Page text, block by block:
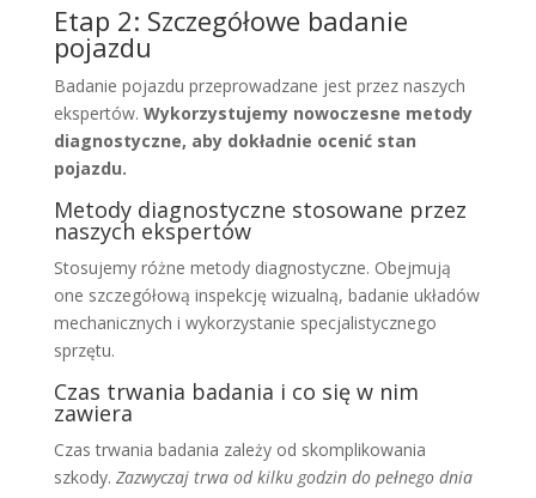
Etap 2: Szczegółowe badanie
pojazdu
Badanie pojazdu przeprowadzane jest przez naszych
ekspertów. Wykorzystujemy nowoczesne metody
diagnostyczne, aby dokładnie ocenić stan
pojazdu.
Metody diagnostyczne stosowane przez
naszych ekspertów
Stosujemy różne metody diagnostyczne. Obejmują
one szczegółową inspekcję wizualną, badanie układów
mechanicznych i wykorzystanie specjalistycznego
sprzętu.
Czas trwania badania i co się w nim
zawiera
Czas trwania badania zależy od skomplikowania
szkody. Zazwyczaj trwa od kilku godzin do pełnego dnia